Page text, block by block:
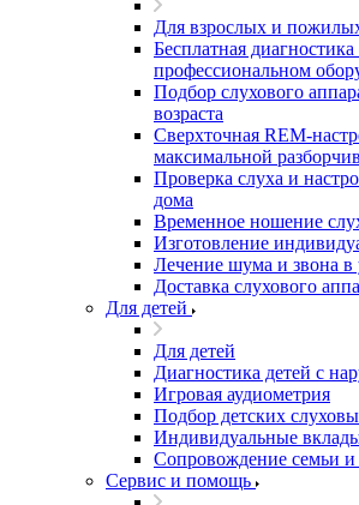
Для взрослых и
Бесплатная диагностика
профессиональном
Подбор слухового
возраста
Сверхточная REM-
максимальной
Проверка слуха и
дома
Временное ношение
Изготовление
Лечение шума и звона
Доставка слухового
Для детей
Для детей
Диагностика детей с
Игровая аудиометрия
Подбор детских
Индивидуальные
Сопровождение семьи и
Сервис и помощь